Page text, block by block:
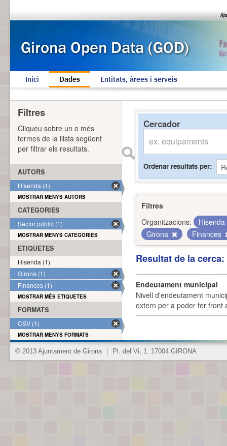
Inici Dades Entitats, àrees i serveis
Cercador
Ordenar resultats per
Filtres
Organitzacions:
Hisenda
Girona
Finances
Resultat de la
Endeutament municipal
Nivell d'endeutament
extern per a poder fer front
Filtres
Cliqueu sobre un o més
termes de la llista següent
per filtrar els resultats.
AUTORS
Hisenda (1)
MOSTRAR MENYS AUTORS
CATEGORIES
Sector públic (1)
MOSTRAR MENYS CATEGORIES
ETIQUETES
Hisenda (1)
Girona (1)
Finances (1)
MOSTRAR MÉS ETIQUETES
FORMATS
CSV (1)
MOSTRAR MENYS FORMATS
© 2013 Ajuntament de Girona Pl. del Vi, 1. 17004 GIRONA